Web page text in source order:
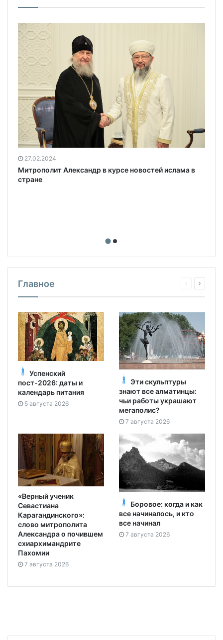
27.02.2024
Митрополит Александр в курсе новостей ислама в
стране
Главное
Успенский
пост-2026: даты и
календарь питания
5 августа 2026
Эти скульптуры
знают все алматинцы:
чьи работы украшают
мегаполис?
7 августа 2026
«Верный ученик
Севастиана
Карагандинского»:
слово митрополита
Александра о почившем
схиархимандрите
Пахомии
7 августа 2026
Боровое: когда и как
все начиналось, и кто
все начинал
7 августа 2026